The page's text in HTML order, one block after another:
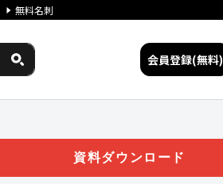
無料名刺
会員登録(無料)
資料ダウンロード